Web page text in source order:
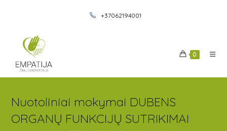
+37062194001
0
Nuotoliniai mokymai DUBENS
ORGANŲ FUNKCIJŲ SUTRIKIMAI